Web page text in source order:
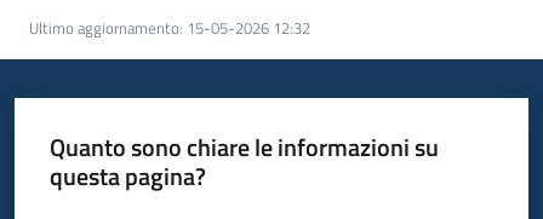
Seguici
su
Ultimo aggiornamento: 15-05-2026 12:32
Quanto sono chiare le informazioni su
questa pagina?